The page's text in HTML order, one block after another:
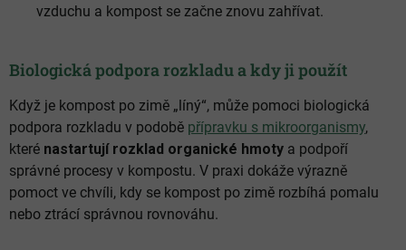
vzduchu a kompost se začne znovu zahřívat.
Biologická podpora rozkladu a kdy ji použít
Když je kompost po zimě „líný“, může pomoci biologická
podpora rozkladu v podobě přípravku s mikroorganismy,
které nastartují rozklad organické hmoty a podpoří
správné procesy v kompostu. V praxi dokáže výrazně
pomoct ve chvíli, kdy se kompost po zimě rozbíhá pomalu
nebo ztrácí správnou rovnováhu.